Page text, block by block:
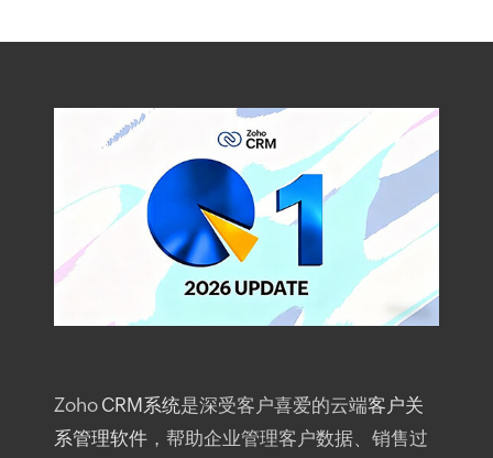
Zoho CRM系统是深受客户喜爱的云端客户关
系管理软件 ，帮助企业管理客户数据、销售过